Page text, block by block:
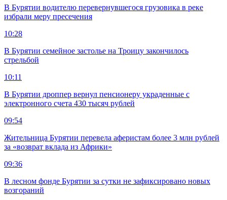
В Бурятии водителю перевернувшегося грузовика в реке
избрали меру пресечения
10:28
В Бурятии семейное застолье на Троицу закончилось
стрельбой
10:11
В Бурятии дроппер вернул пенсионеру украденные с
электронного счета 430 тысяч рублей
09:54
Жительница Бурятии перевела аферистам более 3 млн рублей
за «возврат вклада из Африки»
09:36
В лесном фонде Бурятии за сутки не зафиксировано новых
возгораний